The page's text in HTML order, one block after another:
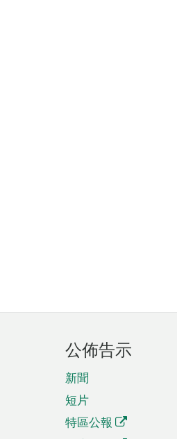
公佈告示
新聞
短片
特區公報